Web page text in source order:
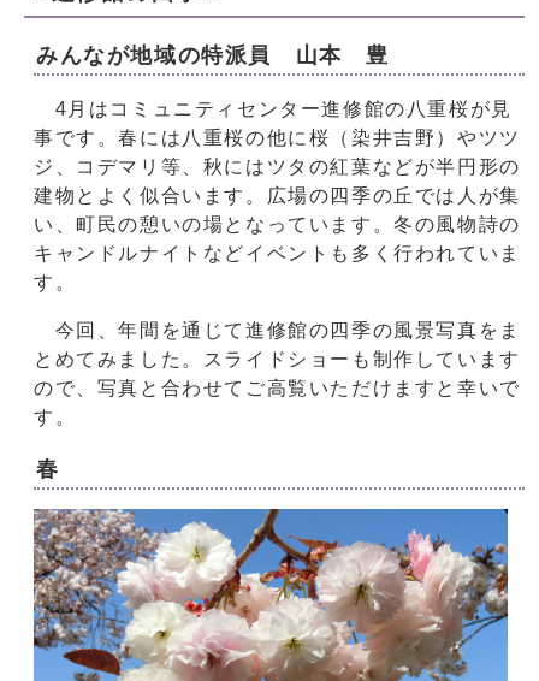
みんなが地域の特派員 山本 豊
4月はコミュニティセンター進修館の八重桜が見
事です。春には八重桜の他に桜（染井吉野）やツツ
ジ、コデマリ等、秋にはツタの紅葉などが半円形の
建物とよく似合います。広場の四季の丘では人が集
い、町民の憩いの場となっています。冬の風物詩の
キャンドルナイトなどイベントも多く行われていま
す。
今回、年間を通じて進修館の四季の風景写真をま
とめてみました。スライドショーも制作しています
ので、写真と合わせてご高覧いただけますと幸いで
す。
春